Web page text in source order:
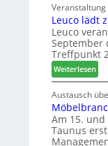
Leuco lädt
Leuco
September
Treffpunkt
Weiterlesen:
L
e
u
c
o
l
Austausch
Am 15.
Taunus